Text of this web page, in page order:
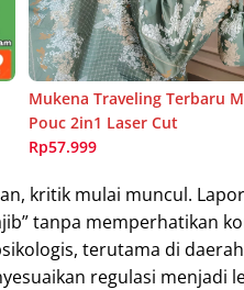
Mukena Traveling Terbaru
Pouc 2in1 Laser Cut
Rp57.999
kritik mulai muncul.
tanpa memperhatikan
terutama di
regulasi menjadi